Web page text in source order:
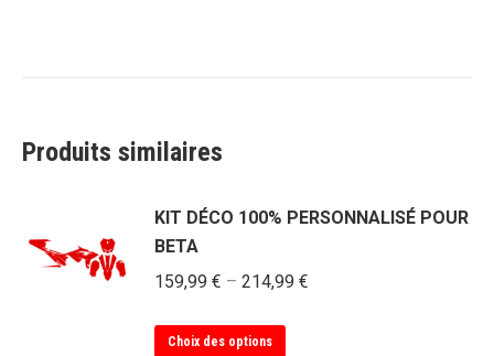
Produits similaires
KIT DÉCO 100% PERSONNALISÉ POUR
BETA
159,99 € – 214,99 €
Choix des options